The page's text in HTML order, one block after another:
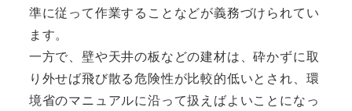
準に従って作業することなどが義務づけられてい
ます。
一方で、壁や天井の板などの建材は、砕かずに取
り外せば飛び散る危険性が比較的低いとされ、環
境省のマニュアルに沿って扱えばよいことになっ